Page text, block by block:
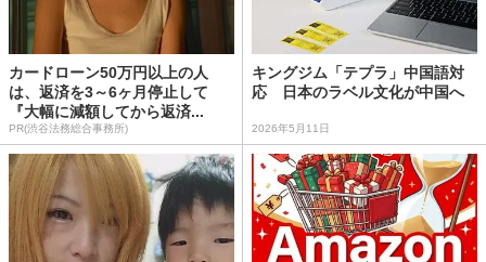
カードローン50万円以上の人
は、返済を3～6ヶ月停止して
『大幅に減額してから返済...
PR(渋谷法務総合事務所)
キングジム「テプラ」中国語対
応 日本のラベル文化が中国へ
2026年5月11日